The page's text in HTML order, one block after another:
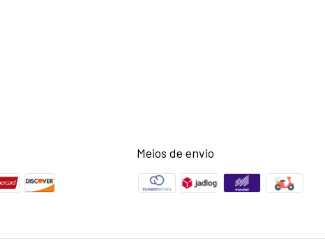
Meios de envio